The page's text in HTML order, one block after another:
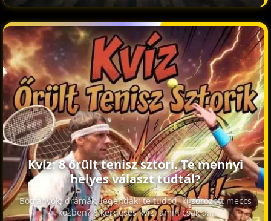
Kvíz: 8 őrült tenisz sztori. Te mennyi
helyes választ tudtál?
Botrányok, drámák, legendák: te tudod, ki sörözött meccs
közben? 8 kérdéses kvíz, amin csak a…